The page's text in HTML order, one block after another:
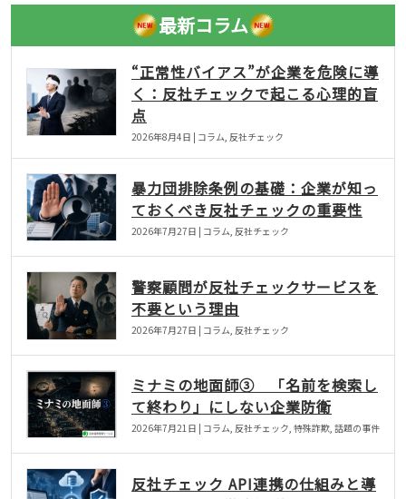
最新コラム
“正常性バイアス”が企業を危険に導
く：反社チェックで起こる心理的盲
点
2026年8月4日 | コラム, 反社チェック
暴力団排除条例の基礎：企業が知っ
ておくべき反社チェックの重要性
2026年7月27日 | コラム, 反社チェック
警察顧問が反社チェックサービスを
不要という理由
2026年7月27日 | コラム, 反社チェック
ミナミの地面師③ 「名前を検索し
て終わり」にしない企業防衛
2026年7月21日 | コラム, 反社チェック, 特殊詐欺, 話題の事件
反社チェック API連携の仕組みと導